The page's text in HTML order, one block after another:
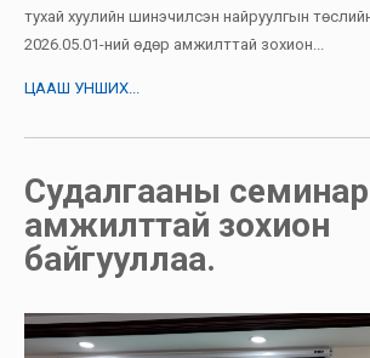
тухай хуулийн шинэчилсэн найруулгын
2026.05.01-ний өдөр амжилттай зохион...
ЦААШ УНШИХ...
Судалгааны
амжилттай зохион
байгууллаа.